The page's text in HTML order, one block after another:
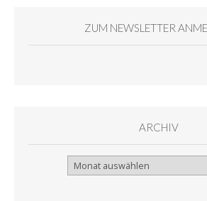
ZUM NEWSLETTER
ARCHIV
Archiv